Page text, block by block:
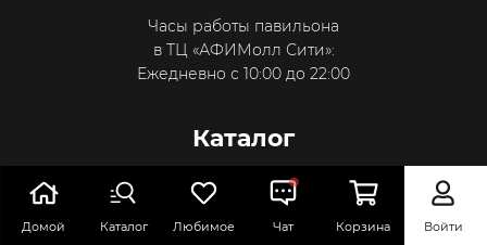
Домой Каталог Любимое Чат Корзина Войти
Часы работы павильона
в ТЦ «АФИМолл Сити»:
Ежедневно с 10:00 до 22:00
Каталог
Массаж Новинки